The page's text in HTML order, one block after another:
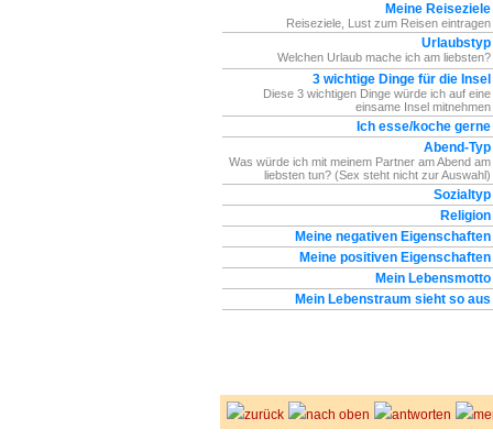
Meine Reiseziele
Reiseziele, Lust zum Reisen eintragen
Urlaubstyp
Welchen Urlaub mache ich am liebsten?
3 wichtige Dinge für die Insel
Diese 3 wichtigen Dinge würde ich auf eine
einsame Insel mitnehmen
Ich esse/koche gerne
Abend-Typ
Was würde ich mit meinem Partner am Abend am
liebsten tun? (Sex steht nicht zur Auswahl)
Sozialtyp
Religion
Meine negativen Eigenschaften
Meine positiven Eigenschaften
Mein Lebensmotto
Mein Lebenstraum sieht so aus
zurück nach oben antworten